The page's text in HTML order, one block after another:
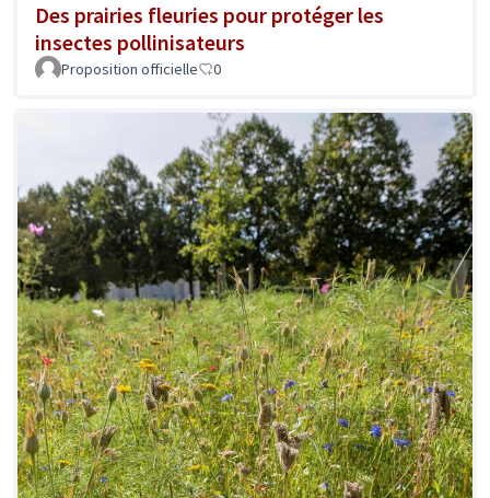
Des prairies fleuries pour protéger les
insectes pollinisateurs
Proposition officielle 0